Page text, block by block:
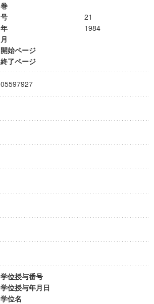
巻
号
21
年
1984
月
開始ページ
終了ページ
05597927
学位授与番号
学位授与年月日
学位名